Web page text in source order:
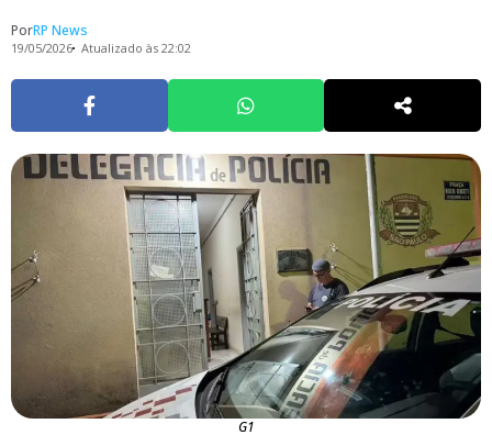
PorRP News
19/05/2026 Atualizado às 22:02
G1